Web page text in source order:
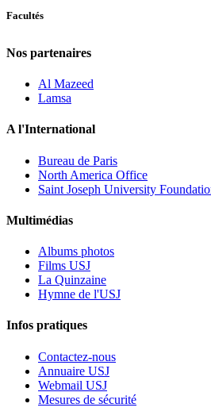
Facultés
Nos partenaires
Al Mazeed
Lamsa
A l'International
Bureau de Paris
North America Office
Saint Joseph University
Multimédias
Albums photos
Films USJ
La Quinzaine
Hymne de l'USJ
Infos pratiques
Contactez-nous
Annuaire USJ
Webmail USJ
Mesures de sécurité